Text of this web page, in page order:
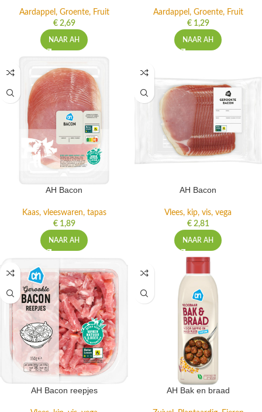
Aardappel, Groente, Fruit
€2,69
NAAR AH
Aardappel, Groente, Fruit
€1,29
NAAR AH
AH Bacon
Kaas, vleeswaren, tapas
€1,89
NAAR AH
AH Bacon
Vlees, kip, vis, vega
€2,81
NAAR AH
AH Bacon reepjes AH Bak en braad